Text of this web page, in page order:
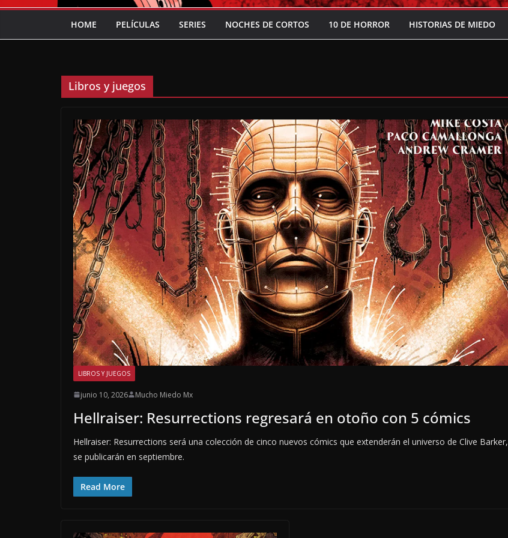
HOME PELÍCULAS SERIES NOCHES DE CORTOS 10 DE HORROR HISTORIAS DE MIEDO
Libros y juegos
LIBROS Y JUEGOS
junio 10, 2026 Mucho Miedo Mx
Hellraiser: Resurrections regresará en otoño con 5 cómics
Hellraiser: Resurrections será una colección de cinco nuevos cómics que extenderán el universo de Clive Barker,
se publicarán en septiembre.
Read More